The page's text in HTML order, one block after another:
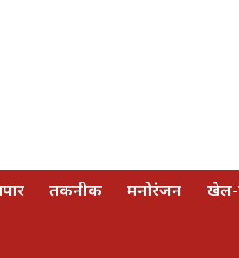
तकनीक मनोरंजन खेल-